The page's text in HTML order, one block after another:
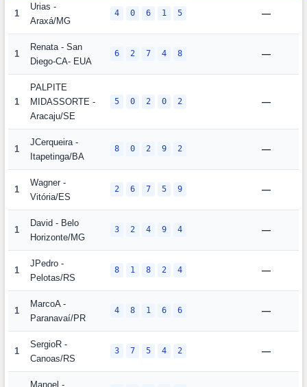
1
Urias -
Araxá/MG
4 0 6 1 5 —
1
Renata - San
Diego-CA- EUA
6 2 7 4 8 —
1
PALPITE
MIDASSORTE -
Aracaju/SE
5 0 2 0 2 —
1
JCerqueira -
Itapetinga/BA
8 0 2 9 2 —
1
Wagner -
Vitória/ES
2 6 7 5 9 —
1
David - Belo
Horizonte/MG
3 2 4 9 4 —
1
JPedro -
Pelotas/RS
8 1 8 2 4 —
1
MarcoA -
Paranavaí/PR
4 8 1 6 6 —
1
SergioR -
Canoas/RS
3 7 5 4 2 —
Manoel -